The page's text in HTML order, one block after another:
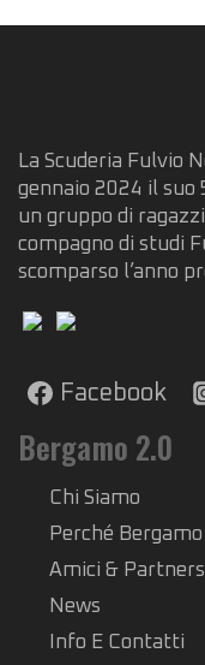
La Scuderia Fulvio
gennaio 2024 il suo
un gruppo di
compagno di studi
scomparso l’anno
Facebook
Bergamo 2.0
Chi Siamo
Perché Bergamo
Amici & Partners
News
Info E Contatti